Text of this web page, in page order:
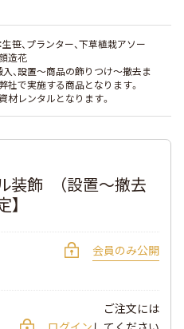
生笹、プランター、下草植栽アソー
造花
、設置～商品の飾りつけ～撤去ま
社で実施する商品となります。
材レンタルとなります。
飾 （設置～撤去
会員のみ公開
ご注文には